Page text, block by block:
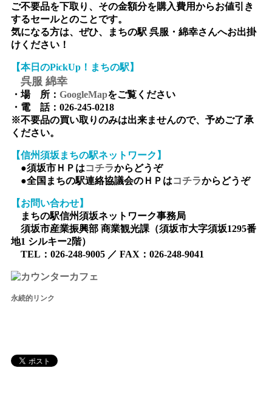
ご不要品を下取り、その金額分を購入費用からお値引き
するセールとのことです。
気になる方は、ぜひ、まちの駅 呉服・綿幸さんへお出掛
けください！
【本日のPickUp！まちの駅】
呉服 綿幸
・場 所：GoogleMapをご覧ください
・電 話：026-245-0218
※不要品の買い取りのみは出来ませんので、予めご了承
ください。
【信州須坂まちの駅ネットワーク】
●須坂市ＨＰはコチラからどうぞ
●全国まちの駅連絡協議会のＨＰはコチラからどうぞ
【お問い合わせ】
まちの駅信州須坂ネットワーク事務局
須坂市産業振興部 商業観光課（須坂市大字須坂1295番
地1 シルキー2階）
TEL：026-248-9005 ／ FAX：026-248-9041
永続的リンク